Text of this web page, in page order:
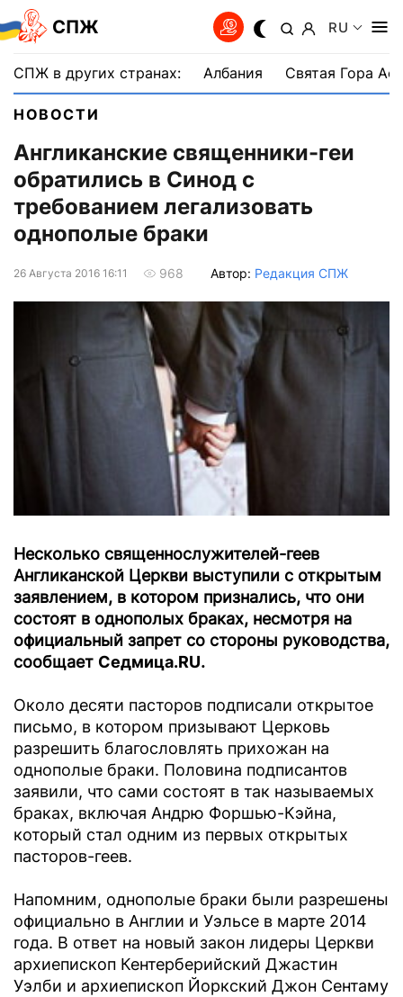
СПЖ RU
СПЖ в других странах: Албания Святая Гора
НОВОСТИ
Англиканские священники-геи
обратились в Синод с
требованием легализовать
однополые браки
26 Августа 2016 16:11 968 Автор: Редакция СПЖ
Несколько священнослужителей-геев
Англиканской Церкви выступили с открытым
заявлением, в котором признались, что они
состоят в однополых браках, несмотря на
официальный запрет со стороны руководства,
сообщает Седмица.RU.
Около десяти пасторов подписали открытое
письмо, в котором призывают Церковь
разрешить благословлять прихожан на
однополые браки. Половина подписантов
заявили, что сами состоят в так называемых
браках, включая Андрю Форшью-Кэйна,
который стал одним из первых открытых
пасторов-геев.
Напомним, однополые браки были разрешены
официально в Англии и Уэльсе в марте 2014
года. В ответ на новый закон лидеры Церкви
архиепископ Кентерберийский Джастин
Уэлби и архиепископ Йоркский Джон Сентаму